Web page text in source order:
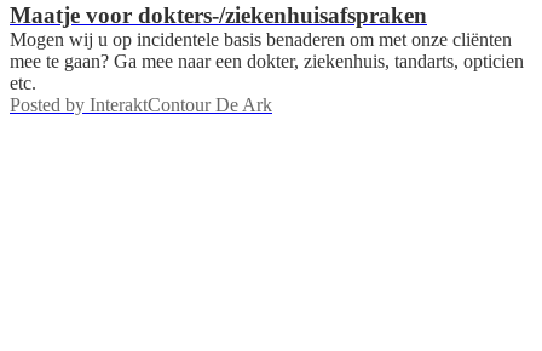
Maatje voor dokters-/ziekenhuisafspraken
Mogen wij u op incidentele basis benaderen om met onze cliënten
mee te gaan? Ga mee naar een dokter, ziekenhuis, tandarts, opticien
etc.
Posted by InteraktContour De Ark